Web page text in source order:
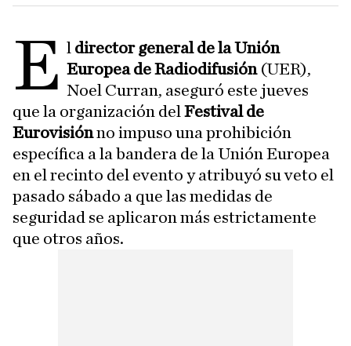
E l director general de la Unión
Europea de Radiodifusión(UER),
Noel Curran, aseguró este jueves
que la organización del Festival de
Eurovisiónno impuso una prohibición
específica a la bandera de la Unión Europea
en el recinto del evento y atribuyó su veto el
pasado sábado a que las medidas de
seguridad se aplicaron más estrictamente
que otros años.